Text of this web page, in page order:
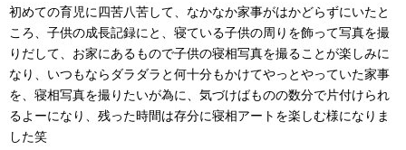
初めての育児に四苦八苦して、なかなか家事がはかどらずにいたと
ころ、子供の成長記録にと、寝ている子供の周りを飾って写真を撮
りだして、お家にあるもので子供の寝相写真を撮ることが楽しみに
なり、いつもならダラダラと何十分もかけてやっとやっていた家事
を、寝相写真を撮りたいが為に、気づけばものの数分で片付けられ
るよーになり、残った時間は存分に寝相アートを楽しむ様になりま
した笑